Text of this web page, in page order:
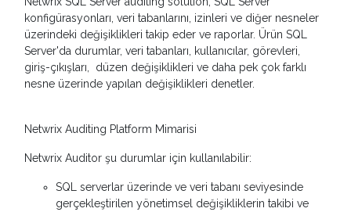
konfigürasyonları, veri tabanlarını, izinleri ve diğer nesneler
üzerindeki değişiklikleri takip eder ve raporlar. Ürün SQL
Server'da durumlar, veri tabanları, kullanıcılar, görevleri,
giriş-çıkışları, düzen değişiklikleri ve daha pek çok farklı
nesne üzerinde yapılan değişiklikleri denetler.
Netwrix Auditing Platform Mimarisi
Netwrix Auditor şu durumlar için kullanılabilir:
SQL serverlar üzerinde ve veri tabanı seviyesinde
gerçekleştirilen yönetimsel değişikliklerin takibi ve